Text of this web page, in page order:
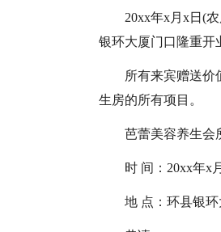
20xx年x月x日(
银环大厦门口隆重开
所有来宾赠送价
生房的所有项目。
芭蕾美容养生会
时 间：20xx年x
地 点：环县银环